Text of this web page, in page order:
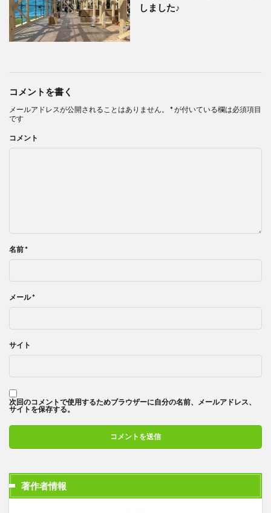
しました♪
コメントを書く
メールアドレスが公開されることはありません。 *が付いている欄は必須項目
です
コメント
名前*
メール*
サイト
次回のコメントで使用するためブラウザーに自分の名前、メールアドレス、
サイトを保存する。
著作者情報